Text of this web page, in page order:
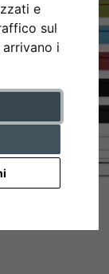
e
sul
i